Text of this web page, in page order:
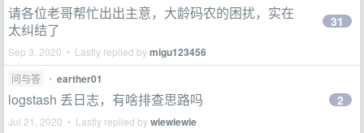
请各位老哥帮忙出出主意，大龄码农的困扰，实在
太纠结了
Sep 3, 2020 • Lastly replied bymigu123456
31
问与答 • earther01
logstash 丢日志，有啥排查思路吗
Jul 21, 2020 • Lastly replied bywiewiewie
2